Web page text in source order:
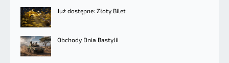
Już dostępne: Złoty Bilet
Obchody Dnia Bastylii